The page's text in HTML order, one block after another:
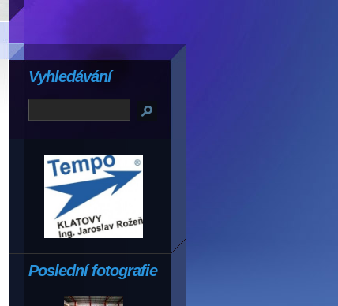
Poslední fotografie
Vyhledávání